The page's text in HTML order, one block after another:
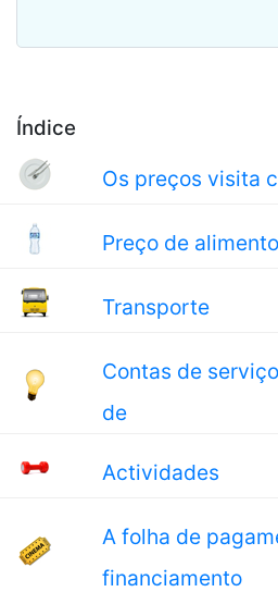
Índice
Os preços visita
Preço de
Transporte
Contas de
de
Actividades
A folha de
financiamento